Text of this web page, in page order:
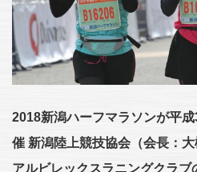
2018新潟ハーフマラソンが平
催 新潟陸上競技協会（会長：
アルビレックスラニングクラ